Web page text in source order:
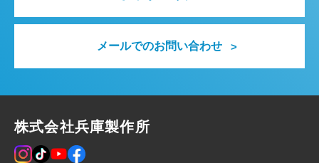
メールでのお問い合わせ
株式会社兵庫製作所